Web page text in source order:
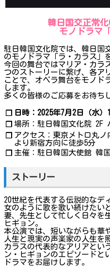
韓日国交正常
モノドラマ
駐日韓国文化院では、韓日国
のモノドラマ「ラ・カラス」
今回の舞台ではマリア・カラ
つのストーリーに繋げ、各ア
ことで、オペラ舞台をモノド
します。
多くの皆様のご応募をお待ち
❐
日時：2025年7月2日（水）
❐ 場所：駐日韓国文化院 2F
❐ アクセス：東京メトロ丸
より新宿方向に徒歩5分
❐ 主催：駐日韓国大使館 韓
ストーリー
20世紀を代表する伝説的なデ
女のように歌を歌い続けたい
妻、先生として忙しく日々を
ヒギョン。
本公演では、短いながらも華
人生と現実の声楽家の人生を
カラスの代表的なアリアとい
ン・ヒギョンのエピソードと
ドラマをお届けします。